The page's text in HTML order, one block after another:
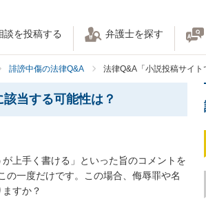
談を投稿する 弁護士を探す
誹謗中傷の法律Q&A 法律Q&A「小説投稿サイト
当する可能性は？
上手く書ける」といった旨のコメントを
の一度だけです。この場合、侮辱罪や名
すか？